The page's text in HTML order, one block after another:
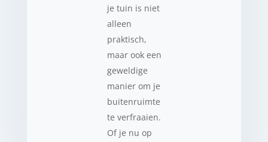
je tuin is niet
alleen
praktisch,
maar ook een
geweldige
manier om je
buitenruimte
te verfraaien.
Of je nu op